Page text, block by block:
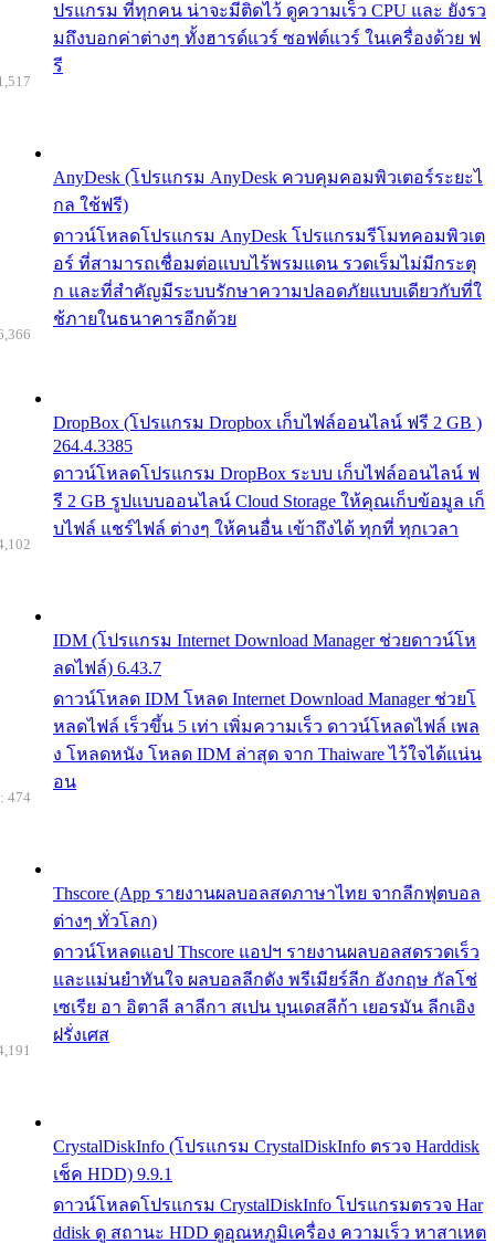
ปรแกรม ที่ทุกคน น่าจะมีติดไว้ ดูความเร็ว CPU และ ยังรว
มถึงบอกค่าต่างๆ ทั้งฮารด์แวร์ ซอฟต์แวร์ ในเครื่องด้วย ฟ
รี
AnyDesk (โปรแกรม AnyDesk ควบคุมคอมพิวเตอร์ระยะไ
กล ใช้ฟรี)
ดาวน์โหลดโปรแกรม AnyDesk โปรแกรมรีโมทคอมพิวเต
อร์ ที่สามารถเชื่อมต่อแบบไร้พรมแดน รวดเร็มไม่มีกระตุ
ก และที่สำคัญมีระบบรักษาความปลอดภัยแบบเดียวกับที่ใ
ช้ภายในธนาคารอีกด้วย
DropBox (โปรแกรม Dropbox เก็บไฟล์ออนไลน์ ฟรี 2 GB )
264.4.3385
ดาวน์โหลดโปรแกรม DropBox ระบบ เก็บไฟล์ออนไลน์ ฟ
รี 2 GB รูปแบบออนไลน์ Cloud Storage ให้คุณเก็บข้อมูล เก็
บไฟล์ แชร์ไฟล์ ต่างๆ ให้คนอื่น เข้าถึงได้ ทุกที่ ทุกเวลา
IDM (โปรแกรม Internet Download Manager ช่วยดาวน์โห
ลดไฟล์) 6.43.7
ดาวน์โหลด IDM โหลด Internet Download Manager ช่วยโ
หลดไฟล์ เร็วขึ้น 5 เท่า เพิ่มความเร็ว ดาวน์โหลดไฟล์ เพล
ง โหลดหนัง โหลด IDM ล่าสุด จาก Thaiware ไว้ใจได้แน่น
อน
Thscore (App รายงานผลบอลสดภาษาไทย จากลีกฟุตบอล
ต่างๆ ทั่วโลก)
ดาวน์โหลดแอป Thscore แอปฯ รายงานผลบอลสดรวดเร็ว
และแม่นยำทันใจ ผลบอลลีกดัง พรีเมียร์ลีก อังกฤษ กัลโช่
เซเรีย อา อิตาลี ลาลีกา สเปน บุนเดสลีก้า เยอรมัน ลีกเอิง
ฝรั่งเศส
474
CrystalDiskInfo (โปรแกรม CrystalDiskInfo ตรวจ Harddisk
เช็ค HDD) 9.9.1
ดาวน์โหลดโปรแกรม CrystalDiskInfo โปรแกรมตรวจ Har
ddisk ดู สถานะ HDD ดูอุณหภูมิเครื่อง ความเร็ว หาสาเหต